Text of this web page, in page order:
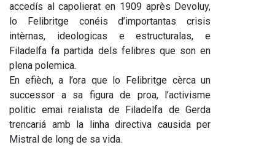
accedís al capolierat en 1909 après Devoluy,
lo Felibritge conéis d’importantas crisis
intèrnas, ideologicas e estructuralas, e
Filadelfa fa partida dels felibres que son en
plena polemica.
En efièch, a l’ora que lo Felibritge cèrca un
successor a sa figura de proa, l’activisme
politic emai reialista de Filadelfa de Gerda
trencariá amb la linha directiva causida per
Mistral de long de sa vida.